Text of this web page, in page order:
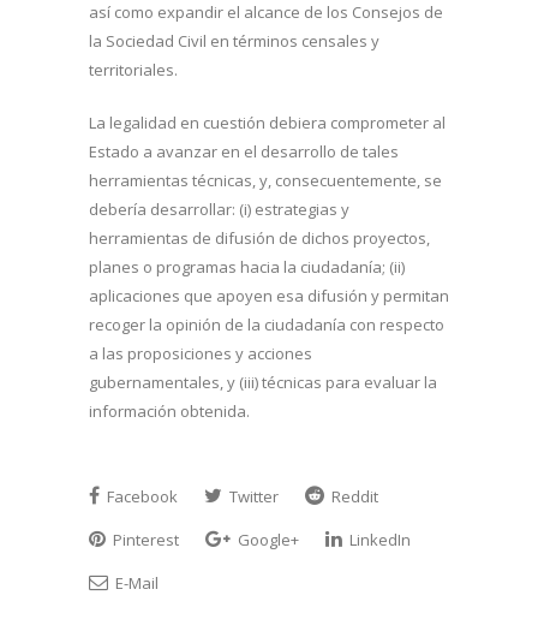
así como expandir el alcance de los Consejos de
la Sociedad Civil en términos censales y
territoriales.
La legalidad en cuestión debiera comprometer al
Estado a avanzar en el desarrollo de tales
herramientas técnicas, y, consecuentemente, se
debería desarrollar: (i) estrategias y
herramientas de difusión de dichos proyectos,
planes o programas hacia la ciudadanía; (ii)
aplicaciones que apoyen esa difusión y permitan
recoger la opinión de la ciudadanía con respecto
a las proposiciones y acciones
gubernamentales, y (iii) técnicas para evaluar la
información obtenida.
Facebook Twitter
Reddit
Pinterest
Google+
LinkedIn
E-Mail